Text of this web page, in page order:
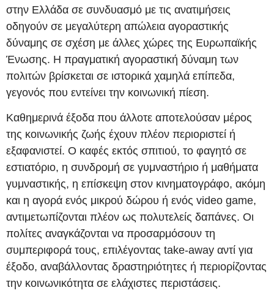
στην Ελλάδα σε συνδυασμό με τις ανατιμήσεις
οδηγούν σε μεγαλύτερη απώλεια αγοραστικής
δύναμης σε σχέση με άλλες χώρες της Ευρωπαϊκής
Ένωσης. Η πραγματική αγοραστική δύναμη των
πολιτών βρίσκεται σε ιστορικά χαμηλά επίπεδα,
γεγονός που εντείνει την κοινωνική πίεση.
Καθημερινά έξοδα που άλλοτε αποτελούσαν μέρος
της κοινωνικής ζωής έχουν πλέον περιοριστεί ή
εξαφανιστεί. Ο καφές εκτός σπιτιού, το φαγητό σε
εστιατόριο, η συνδρομή σε γυμναστήριο ή μαθήματα
γυμναστικής, η επίσκεψη στον κινηματογράφο, ακόμη
και η αγορά ενός μικρού δώρου ή ενός video game,
αντιμετωπίζονται πλέον ως πολυτελείς δαπάνες. Οι
πολίτες αναγκάζονται να προσαρμόσουν τη
συμπεριφορά τους, επιλέγοντας take-away αντί για
έξοδο, αναβάλλοντας δραστηριότητες ή περιορίζοντας
την κοινωνικότητα σε ελάχιστες περιστάσεις.